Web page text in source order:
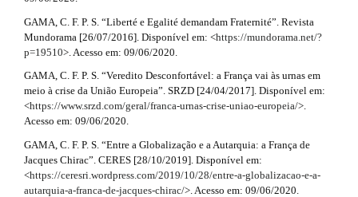
b
l
e
_
e
n
u
.
s
i
d
e
l
s
#
#
GAMA, C. F. P. S. “Liberté e Egalité demandam Fraternité”. Revista
Mundorama [26/07/2016]. Disponível em: <https://mundorama.net/?
p=19510>. Acesso em: 09/06/2020.
GAMA, C. F. P. S. “Veredito Desconfortável: a França vai às urnas em
meio à crise da União Europeia”. SRZD [24/04/2017]. Disponível em:
<https://www.srzd.com/geral/franca-urnas-crise-uniao-europeia/>.
Acesso em: 09/06/2020.
GAMA, C. F. P. S. “Entre a Globalização e a Autarquia: a França de
Jacques Chirac”. CERES [28/10/2019]. Disponível em:
<https://ceresri.wordpress.com/2019/10/28/entre-a-globalizacao-e-a-
autarquia-a-franca-de-jacques-chirac/>. Acesso em: 09/06/2020.